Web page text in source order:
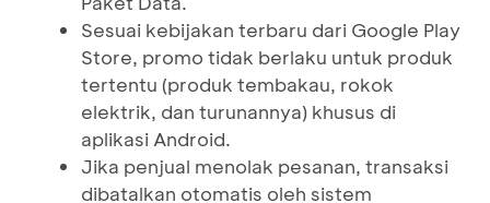
Sesuai kebijakan terbaru dari Google Play
Store, promo tidak berlaku untuk produk
tertentu (produk tembakau, rokok
elektrik, dan turunannya) khusus di
aplikasi Android.
Jika penjual menolak pesanan, transaksi
dibatalkan otomatis oleh sistem